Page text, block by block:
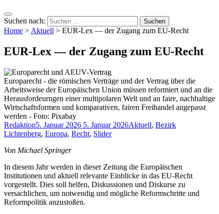
Suchen nach:
Home >Aktuell > EUR-Lex — der Zugang zum EU-Recht
EUR-Lex — der Zugang zum EU-Recht
Europarecht - die römischen Verträge und der Vertrag über die
Arbeitsweise der Europäischen Union müssen reformiert und an die
Herausfordeurngen einer multipolaren Welt und an faire, nachhaltige
Wirtschaftsformen und komparativen, fairen Freihandel angepasst
werden - Foto: Pixabay
Redaktion5. Januar 2026 5. Januar 2026Aktuell, Bezirk
Lichtenberg, Europa, Recht, Slider
Von Michael Springer
In diesem Jahr werden in dieser Zeitung die Europäischen
Institutionen und aktuell relevante Einblicke in das EU-Recht
vorgestellt. Dies soll helfen, Diskussionen und Diskurse zu
versachlichen, um notwendig und mögliche Reformschritte und
Reformpolitik anzustoßen.